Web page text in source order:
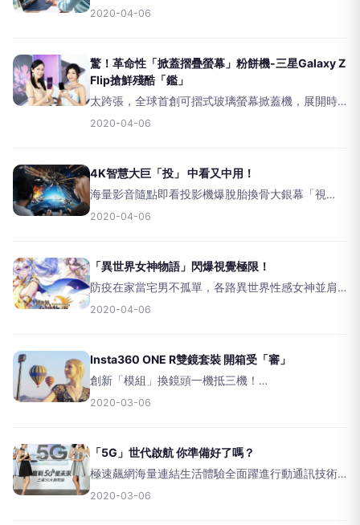
商務NB族大利多！在英特爾10代Corei處理平台助攻
力兼
2020-04-06
驚！革命性「掀蓋摺疊螢幕」粉餅機-三星Galaxy Z
Flip搶鮮殘酷「鑑」
太跨張，全球首創可摺式玻璃螢幕掀蓋機，展開時
為6.7吋寬比例O極限螢幕，摺疊後變身掌中粉餅
背更設有1.1吋第二
2020-04-06
4K智慧大巨「投」 中看又中用！
海量影音隨點即看投影機爆脫胎換骨大銀幕「視
界」讓人另眼相看，4K雷射超短焦機完美取代客廳
&nbsp;&nbsp
2020-04-06
「異世界女神物語」閃爆視覺極限！
防疫在家當宅男不孤單，各路異世界性感女神並肩
作戰，超視覺光影饗宴＋專屬劇場級動畫，閃爆感
2020-04-06
Insta360 ONE R雙鏡套裝 開箱受「審」
創新「模組」換鏡頭一機抵三機！
&nbsp;&nbsp;Insta360運動攝影玩很大，首創樂高
入二
2020-03-06
「5G」世代啟航 你準備好了嗎？
極速飆網海量連結生活體驗全面躍進行動通訊技術
改朝換代，5G啟航續創十年光景，如同哆啦A夢
2020-03-06